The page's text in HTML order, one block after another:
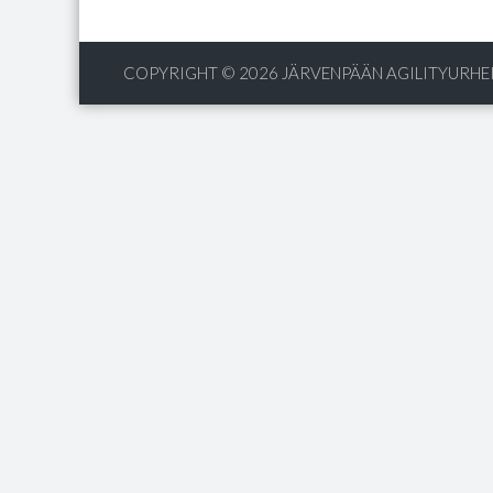
COPYRIGHT © 2026 JÄRVENPÄÄN